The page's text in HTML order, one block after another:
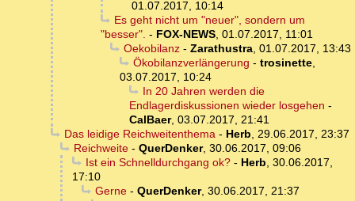
01.07.2017, 10:14
Es geht nicht um "neuer", sondern um
"besser". - FOX-NEWS, 01.07.2017, 11:01
Oekobilanz- Zarathustra, 01.07.2017, 13:43
Ökobilanzverlängerung - trosinette,
03.07.2017, 10:24
In 20 Jahren werden die
Endlagerdiskussionen wieder losgehen -
CalBaer, 03.07.2017, 21:41
Das leidige Reichweitenthema- Herb, 29.06.2017, 23:37
Reichweite- QuerDenker, 30.06.2017, 09:06
Ist ein Schnelldurchgang ok?- Herb, 30.06.2017,
17:10
Gerne- QuerDenker, 30.06.2017, 21:37